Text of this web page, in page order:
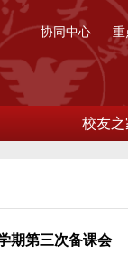
校友之
协同中心 重
期第三次备课会